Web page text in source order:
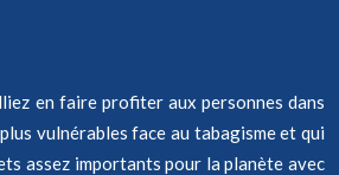
en faire profiter aux personnes dans
vulnérables face au tabagisme et qui
assez importants pour la planète avec